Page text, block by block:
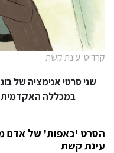
קרדיט: עינת קשת
שני סרטי אנימציה של
במכללה האקדמית
הסרט 'כאפות' של אדם
עינת קשת